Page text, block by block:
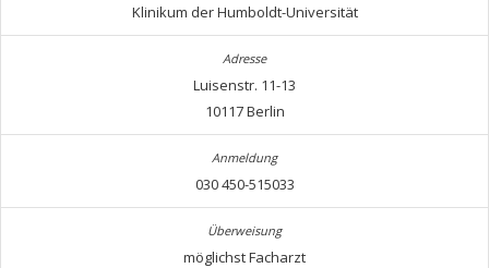
Klinikum der Humboldt-Universität
Luisenstr. 11-13
10117 Berlin
030 450-515033
möglichst Facharzt